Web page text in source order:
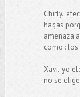
hagas
amenaza
como : los
Xavi..yo
no se